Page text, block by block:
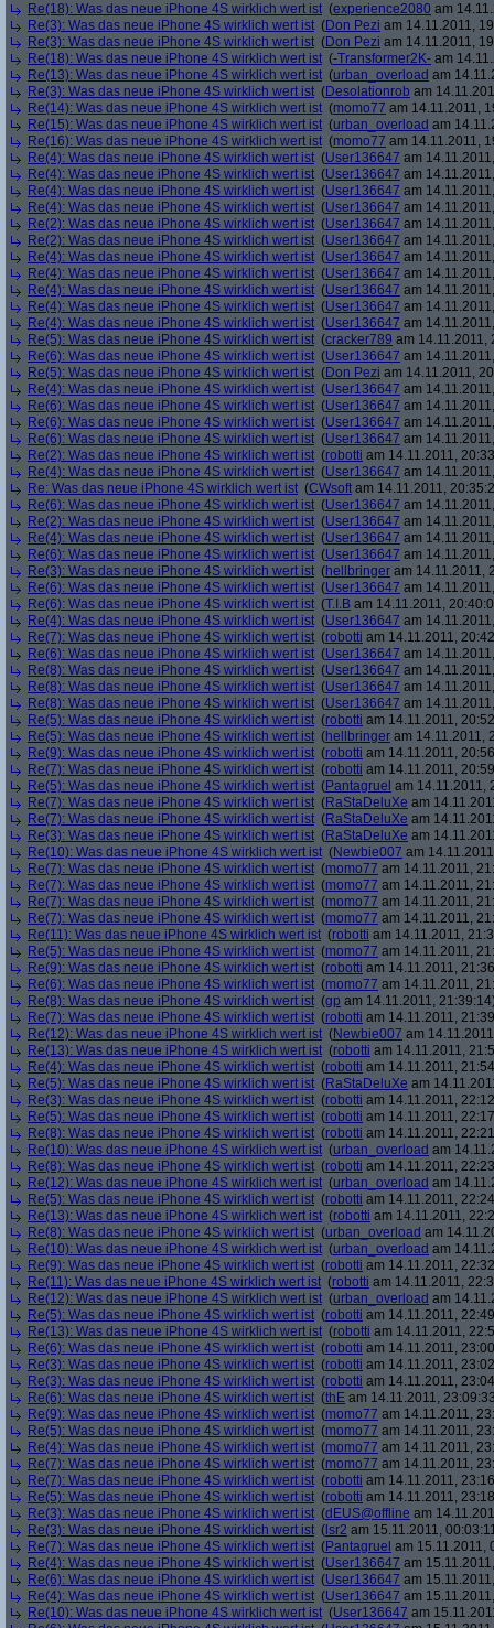
Re(18): Was das neue iPhone 4S wirklich wert ist (experience2080 am
Re(3): Was das neue iPhone 4S wirklich wert ist (Don Pezi am 14.11.2011,
Re(3): Was das neue iPhone 4S wirklich wert ist (Don Pezi am 14.11.2011,
Re(18): Was das neue iPhone 4S wirklich wert ist (-Transformer2K- am
Re(13): Was das neue iPhone 4S wirklich wert ist (urban_overload am
Re(3): Was das neue iPhone 4S wirklich wert ist (Desolationrob am
Re(14): Was das neue iPhone 4S wirklich wert ist (momo77 am 14.11.2011,
Re(15): Was das neue iPhone 4S wirklich wert ist (urban_overload am
Re(16): Was das neue iPhone 4S wirklich wert ist (momo77 am 14.11.2011,
Re(4): Was das neue iPhone 4S wirklich wert ist (User136647 am
Re(4): Was das neue iPhone 4S wirklich wert ist (User136647 am
Re(4): Was das neue iPhone 4S wirklich wert ist (User136647 am
Re(4): Was das neue iPhone 4S wirklich wert ist (User136647 am
Re(2): Was das neue iPhone 4S wirklich wert ist (User136647 am
Re(2): Was das neue iPhone 4S wirklich wert ist (User136647 am
Re(4): Was das neue iPhone 4S wirklich wert ist (User136647 am
Re(4): Was das neue iPhone 4S wirklich wert ist (User136647 am
Re(4): Was das neue iPhone 4S wirklich wert ist (User136647 am
Re(4): Was das neue iPhone 4S wirklich wert ist (User136647 am
Re(4): Was das neue iPhone 4S wirklich wert ist (User136647 am
Re(5): Was das neue iPhone 4S wirklich wert ist (cracker789 am 14.11.2011,
Re(6): Was das neue iPhone 4S wirklich wert ist (User136647 am
Re(5): Was das neue iPhone 4S wirklich wert ist (Don Pezi am 14.11.2011,
Re(4): Was das neue iPhone 4S wirklich wert ist (User136647 am
Re(6): Was das neue iPhone 4S wirklich wert ist (User136647 am
Re(6): Was das neue iPhone 4S wirklich wert ist (User136647 am
Re(6): Was das neue iPhone 4S wirklich wert ist (User136647 am
Re(2): Was das neue iPhone 4S wirklich wert ist (robotti am 14.11.2011,
Re(4): Was das neue iPhone 4S wirklich wert ist (User136647 am
Re: Was das neue iPhone 4S wirklich wert ist (CWsoft am 14.11.2011,
Re(6): Was das neue iPhone 4S wirklich wert ist (User136647 am
Re(2): Was das neue iPhone 4S wirklich wert ist (User136647 am
Re(4): Was das neue iPhone 4S wirklich wert ist (User136647 am
Re(6): Was das neue iPhone 4S wirklich wert ist (User136647 am
Re(3): Was das neue iPhone 4S wirklich wert ist (hellbringer am 14.11.2011,
Re(6): Was das neue iPhone 4S wirklich wert ist (User136647 am
Re(6): Was das neue iPhone 4S wirklich wert ist (T.I.B am 14.11.2011,
Re(4): Was das neue iPhone 4S wirklich wert ist (User136647 am
Re(7): Was das neue iPhone 4S wirklich wert ist (robotti am 14.11.2011,
Re(6): Was das neue iPhone 4S wirklich wert ist (User136647 am
Re(8): Was das neue iPhone 4S wirklich wert ist (User136647 am
Re(8): Was das neue iPhone 4S wirklich wert ist (User136647 am
Re(8): Was das neue iPhone 4S wirklich wert ist (User136647 am
Re(5): Was das neue iPhone 4S wirklich wert ist (robotti am 14.11.2011,
Re(5): Was das neue iPhone 4S wirklich wert ist (hellbringer am 14.11.2011,
Re(9): Was das neue iPhone 4S wirklich wert ist (robotti am 14.11.2011,
Re(7): Was das neue iPhone 4S wirklich wert ist (robotti am 14.11.2011,
Re(5): Was das neue iPhone 4S wirklich wert ist (Pantagruel am 14.11.2011,
Re(7): Was das neue iPhone 4S wirklich wert ist (RaStaDeluXe am
Re(7): Was das neue iPhone 4S wirklich wert ist (RaStaDeluXe am
Re(3): Was das neue iPhone 4S wirklich wert ist (RaStaDeluXe am
Re(10): Was das neue iPhone 4S wirklich wert ist (Newbie007 am
Re(7): Was das neue iPhone 4S wirklich wert ist (momo77 am 14.11.2011,
Re(7): Was das neue iPhone 4S wirklich wert ist (momo77 am 14.11.2011,
Re(7): Was das neue iPhone 4S wirklich wert ist (momo77 am 14.11.2011,
Re(7): Was das neue iPhone 4S wirklich wert ist (momo77 am 14.11.2011,
Re(11): Was das neue iPhone 4S wirklich wert ist (robotti am 14.11.2011,
Re(5): Was das neue iPhone 4S wirklich wert ist (momo77 am 14.11.2011,
Re(9): Was das neue iPhone 4S wirklich wert ist (robotti am 14.11.2011,
Re(6): Was das neue iPhone 4S wirklich wert ist (momo77 am 14.11.2011,
Re(8): Was das neue iPhone 4S wirklich wert ist (gp am 14.11.2011,
Re(7): Was das neue iPhone 4S wirklich wert ist (robotti am 14.11.2011,
Re(12): Was das neue iPhone 4S wirklich wert ist (Newbie007 am
Re(13): Was das neue iPhone 4S wirklich wert ist (robotti am 14.11.2011,
Re(4): Was das neue iPhone 4S wirklich wert ist (robotti am 14.11.2011,
Re(5): Was das neue iPhone 4S wirklich wert ist (RaStaDeluXe am
Re(3): Was das neue iPhone 4S wirklich wert ist (robotti am 14.11.2011,
Re(5): Was das neue iPhone 4S wirklich wert ist (robotti am 14.11.2011,
Re(8): Was das neue iPhone 4S wirklich wert ist (robotti am 14.11.2011,
Re(10): Was das neue iPhone 4S wirklich wert ist (urban_overload am
Re(8): Was das neue iPhone 4S wirklich wert ist (robotti am 14.11.2011,
Re(12): Was das neue iPhone 4S wirklich wert ist (urban_overload am
Re(5): Was das neue iPhone 4S wirklich wert ist (robotti am 14.11.2011,
Re(13): Was das neue iPhone 4S wirklich wert ist (robotti am 14.11.2011,
Re(8): Was das neue iPhone 4S wirklich wert ist (urban_overload am
Re(10): Was das neue iPhone 4S wirklich wert ist (urban_overload am
Re(9): Was das neue iPhone 4S wirklich wert ist (robotti am 14.11.2011,
Re(11): Was das neue iPhone 4S wirklich wert ist (robotti am 14.11.2011,
Re(12): Was das neue iPhone 4S wirklich wert ist (urban_overload am
Re(5): Was das neue iPhone 4S wirklich wert ist (robotti am 14.11.2011,
Re(13): Was das neue iPhone 4S wirklich wert ist (robotti am 14.11.2011,
Re(6): Was das neue iPhone 4S wirklich wert ist (robotti am 14.11.2011,
Re(3): Was das neue iPhone 4S wirklich wert ist (robotti am 14.11.2011,
Re(3): Was das neue iPhone 4S wirklich wert ist (robotti am 14.11.2011,
Re(6): Was das neue iPhone 4S wirklich wert ist (thE am 14.11.2011,
Re(9): Was das neue iPhone 4S wirklich wert ist (momo77 am 14.11.2011,
Re(5): Was das neue iPhone 4S wirklich wert ist (momo77 am 14.11.2011,
Re(4): Was das neue iPhone 4S wirklich wert ist (momo77 am 14.11.2011,
Re(7): Was das neue iPhone 4S wirklich wert ist (momo77 am 14.11.2011,
Re(7): Was das neue iPhone 4S wirklich wert ist (robotti am 14.11.2011,
Re(5): Was das neue iPhone 4S wirklich wert ist (robotti am 14.11.2011,
Re(3): Was das neue iPhone 4S wirklich wert ist (dEUS@offline am
Re(3): Was das neue iPhone 4S wirklich wert ist ( lsr2 am 15.11.2011,
Re(7): Was das neue iPhone 4S wirklich wert ist (Pantagruel am 15.11.2011,
Re(4): Was das neue iPhone 4S wirklich wert ist (User136647 am
Re(6): Was das neue iPhone 4S wirklich wert ist (User136647 am
Re(4): Was das neue iPhone 4S wirklich wert ist (User136647 am
Re(10): Was das neue iPhone 4S wirklich wert ist (User136647 am